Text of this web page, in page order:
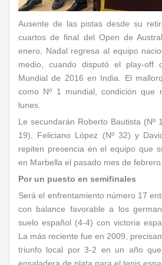
Ausente de las pistas desde su
cuartos de final del Open de
enero, Nadal regresa al equipo
medio, cuando disputó el play-off
Mundial de 2016 en India. El
como Nº 1 mundial, condición que
lunes.
Le secundarán Roberto Bautista (Nº
19), Feliciano López (Nº 32) y
repiten presencia en el equipo que
en Marbella el pasado mes de febrero.
Por un puesto en semifinales
Será el enfrentamiento número 17
con balance favorable a los
suelo español (4-4) con victoria
La más reciente fue en 2009,
triunfo local por 3-2 en un año